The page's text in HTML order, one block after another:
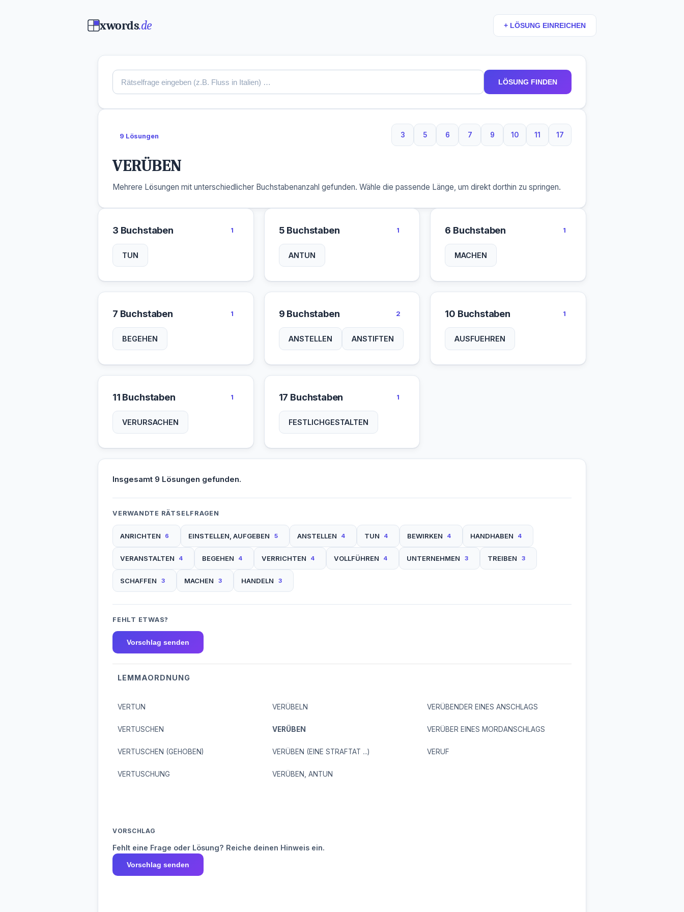
xwords.de + LÖSUNG EINREICHEN
LÖSUNG FINDEN
9 Lösungen 3
3 Buchstaben
5
5 Buchstaben
6
6 Buchstaben
7
7 Buchstaben
9
9 Buchstaben
10
10 Buchstaben
11
11 Buchstaben
17
17 Buchstaben
VERÜBEN
Mehrere Lösungen mit unterschiedlicher Buchstabenanzahl gefunden. Wähle die passende Länge, um direkt dorthin zu springen.
3 Buchstaben 1
TUN
5 Buchstaben 1
ANTUN
6 Buchstaben 1
MACHEN
7 Buchstaben 1
BEGEHEN
9 Buchstaben 2
ANSTELLEN ANSTIFTEN
10 Buchstaben 1
AUSFUEHREN
11 Buchstaben 1
VERURSACHEN
17 Buchstaben 1
FESTLICHGESTALTEN
Insgesamt 9 Lösungen gefunden.
VERWANDTE RÄTSELFRAGEN
ANRICHTEN 6 EINSTELLEN, AUFGEBEN 5 ANSTELLEN 4 TUN 4 BEWIRKEN 4 HANDHABEN 4
VERANSTALTEN 4 BEGEHEN 4 VERRICHTEN 4 VOLLFÜHREN 4 UNTERNEHMEN 3 TREIBEN 3
SCHAFFEN 3 MACHEN 3 HANDELN 3
FEHLT ETWAS?
Vorschlag senden
LEMMAORDNUNG
VERTUN
VERTUSCHEN
VERTUSCHEN (GEHOBEN)
VERTUSCHUNG
VERÜBELN
VERÜBEN
VERÜBEN (EINE STRAFTAT ...)
VERÜBEN, ANTUN
VERÜBENDER EINES ANSCHLAGS
VERÜBER EINES MORDANSCHLAGS
VERUF
VORSCHLAG
Fehlt eine Frage oder Lösung? Reiche deinen Hinweis ein.
Vorschlag senden